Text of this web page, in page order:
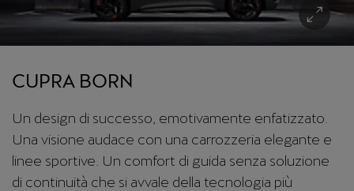
CUPRA BORN
Un design di successo, emotivamente enfatizzato.
Una visione audace con una carrozzeria elegante e
linee sportive. Un comfort di guida senza soluzione
di continuità che si avvale della tecnologia più